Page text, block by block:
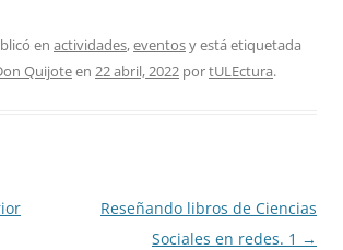
en actividades,eventosy está etiquetada
Quijoteen 22 abril, 2022 portULEctura.
Reseñando libros de Ciencias
Sociales en redes. 1 →